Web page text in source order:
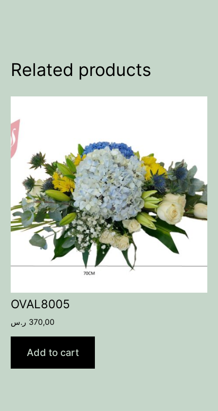
Related products
OVAL8005
370,00 ر.س
Add to cart